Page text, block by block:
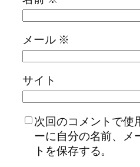
メール ※
サイト
次回のコメントで使
ーに自分の名前、メ
トを保存する。